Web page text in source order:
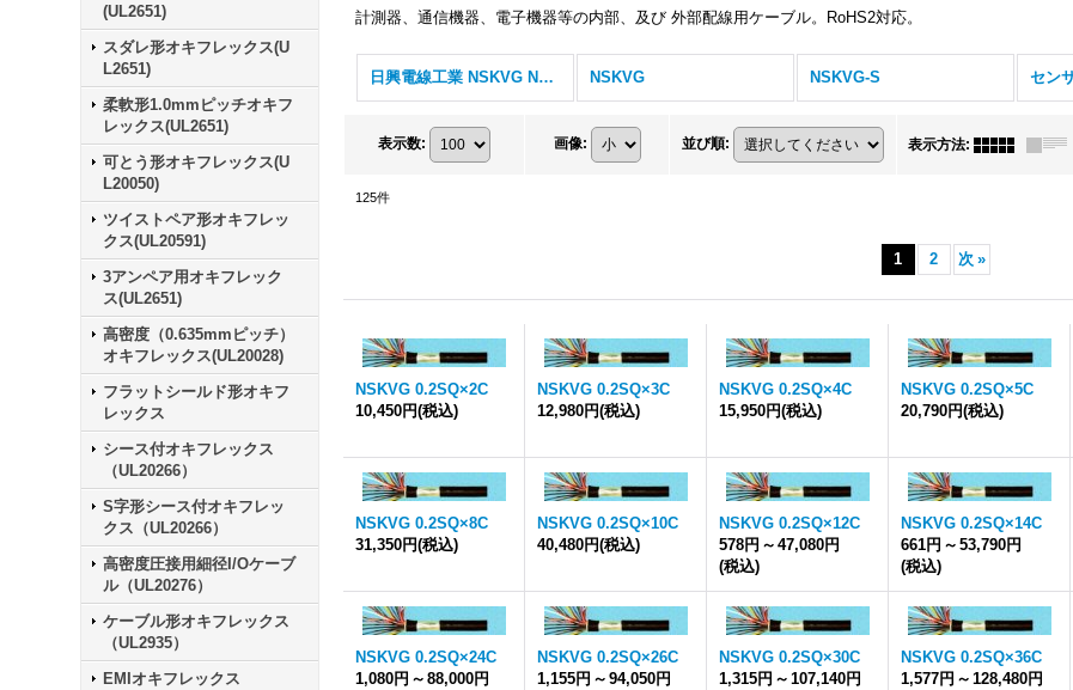
(UL2651)
スダレ形オキフレックス(U
L2651)
柔軟形1.0mmピッチオキフ
レックス(UL2651)
可とう形オキフレックス(U
L20050)
ツイストペア形オキフレッ
クス(UL20591)
3アンペア用オキフレック
ス(UL2651)
高密度（0.635mmピッチ）
オキフレックス(UL20028)
フラットシールド形オキフ
レックス
シース付オキフレックス
（UL20266）
S字形シース付オキフレッ
クス（UL20266）
高密度圧接用細径I/Oケーブ
ル（UL20276）
ケーブル形オキフレックス
（UL2935）
EMIオキフレックス
計測器、通信機器、電子機器等の内部、及び 外部配線用ケーブル。RoHS2対応。
日興電線工業 NSKVG NSKVG-S (全商品) NSKVG NSKVG-S セン
表示数: 画像: 並び順: 表示方法:
125件
1 2 次 »
NSKVG 0.2SQ×2C
10,450円(税込)
NSKVG 0.2SQ×3C
12,980円(税込)
NSKVG 0.2SQ×4C
15,950円(税込)
NSKVG 0.2SQ×5C
20,790円(税込)
NSKVG 0.2SQ×8C
31,350円(税込)
NSKVG 0.2SQ×10C
40,480円(税込)
NSKVG 0.2SQ×12C
578円 ～ 47,080円
(税込)
NSKVG 0.2SQ×14C
661円 ～ 53,790円
(税込)
NSKVG 0.2SQ×24C
1,080円 ～ 88,000円
NSKVG 0.2SQ×26C
1,155円 ～ 94,050円
NSKVG 0.2SQ×30C
1,315円 ～ 107,140円
NSKVG 0.2SQ×36C
1,577円 ～ 128,480円